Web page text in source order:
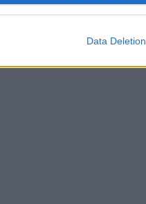
Data Deletion